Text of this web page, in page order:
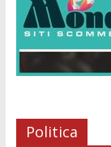
Politica